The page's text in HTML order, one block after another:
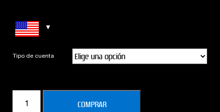
Tipo de cuenta
CALLISTO
COMPRAR